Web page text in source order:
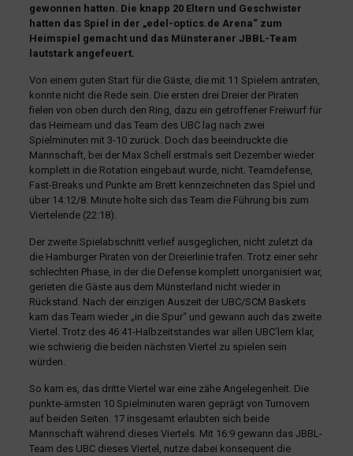
gewonnen hatten. Die knapp 20 Eltern und Geschwister
hatten das Spiel in der „edel-optics.de Arena“ zum
Heimspiel gemacht und das Münsteraner JBBL-Team
lautstark angefeuert.
Von einem guten Start für die Gäste, die mit 11 Spielern antraten,
konnte nicht die Rede sein. Die ersten drei Dreier der Piraten
fielen von oben durch den Ring, dazu ein getroffener Freiwurf für
das Heimeam und das Team des UBC lag nach zwei
Spielminuten mit 3-10 zurück. Doch das beeindruckte die
Mannschaft, bei der Max Schell erstmals seit Dezember wieder
komplett in die Rotation eingebaut wurde, nicht. Teamdefense,
Fast-Breaks und Punkte am Brett kennzeichneten das Spiel und
über 14:12/8. Minute holte sich das Team die Führung bis zum
Viertelende (22:18).
Der zweite Spielabschnitt verlief ausgeglichen, nicht zuletzt da
die Hamburger Piraten von der Dreierlinie trafen. Trotz einer sehr
schlechten Phase, in der die Defense komplett unorganisiert war,
gerieten die Gäste aus dem Münsterland nicht wieder in
Rückstand. Nach der einzigen Auszeit der UBC/SCM Baskets
kam das Team wieder „in die Spur“ und gewann auch das zweite
Viertel. Trotz des 46:41-Halbzeitstandes war allen UBC’lern klar,
wie schwierig die beiden nächsten Viertel zu spielen sein
würden.
So kam es, das dritte Viertel war eine zähe Angelegenheit. Die
punkte-ärmsten 10 Spielminuten waren geprägt von Turnovern
auf beiden Seiten. 17 insgesamt erlaubten sich beide
Mannschaft während dieses Viertels. Mit 16:9 gewann das JBBL-
Team des UBC dieses Viertel, nutze dabei konsequent die